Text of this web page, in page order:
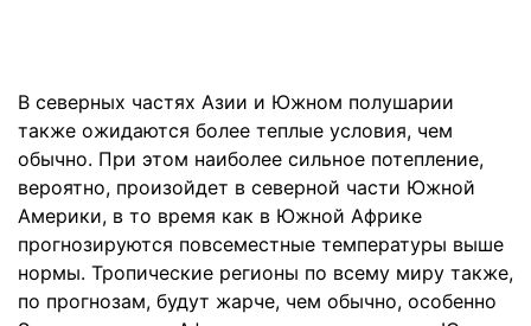
В северных частях Азии и Южном полушарии
также ожидаются более теплые условия, чем
обычно. При этом наиболее сильное потепление,
вероятно, произойдет в северной части Южной
Америки, в то время как в Южной Африке
прогнозируются повсеместные температуры выше
нормы. Тропические регионы по всему миру также,
по прогнозам, будут жарче, чем обычно, особенно